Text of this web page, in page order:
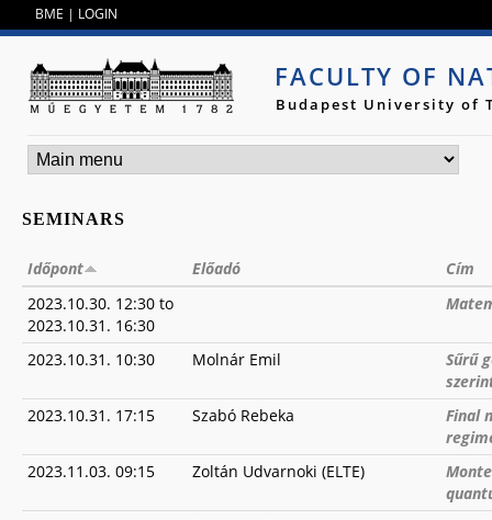
BME | LOGIN
FACULTY OF
Budapest University of
SEMINARS
Időpont Előadó
Cím
2023.10.30. 12:30 to
2023.10.31. 16:30
2023.10.31. 10:30 Molnár Emil
Sűrű
2023.10.31. 17:15
Szabó Rebeka
Final
2023.11.03. 09:15
Zoltán Udvarnoki (ELTE)